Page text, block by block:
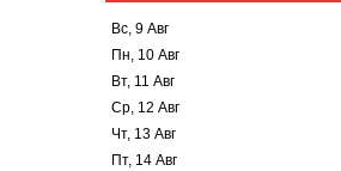
Вс, 9 Авг
Пн, 10 Авг
Вт, 11 Авг
Ср, 12 Авг
Чт, 13 Авг
Пт, 14 Авг